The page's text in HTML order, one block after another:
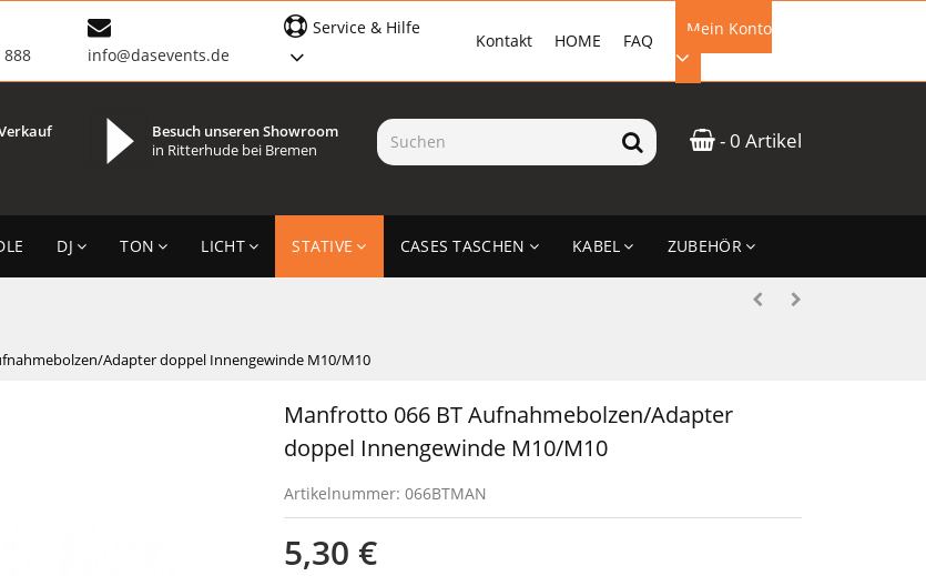
888 info@dasevents.de
Mein Konto
EMAIL-ADRESSE
ANMELDEN
FAQ
HOME
Kontakt
Service & Hilfe
- 0 Artikel
Besuch unseren Showroom
in Ritterhude bei Bremen
DJ TON LICHT STATIVE CASES TASCHEN KABEL ZUBEHÖR
Adapter doppel Innengewinde M10/M10
Manfrotto 066 BT Aufnahmebolzen/Adapter
doppel Innengewinde M10/M10
Artikelnummer:066BTMAN
5,30 €